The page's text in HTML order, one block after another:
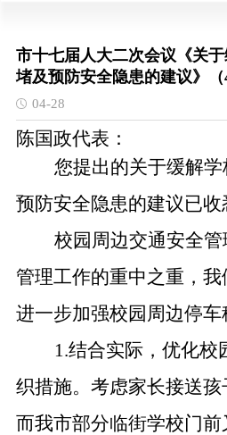
市十七届人大二次会议《关
堵及预防安全隐患的建议》
04-28
陈国政代表：
您提出的关于缓解
预防安全隐患的建议已收
校园周边交通安全
管理工作的重中之重，
进一步加强校园周边停车
1.结合实际，优化校
织措施。考虑家长接送孩
而我市部分临街学校门